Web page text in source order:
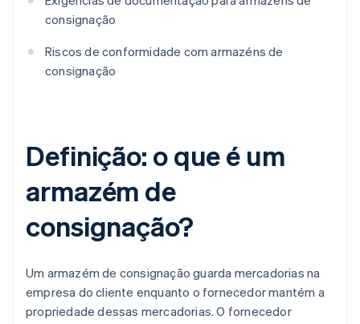
consignação
Riscos de conformidade com armazéns de
consignação
Definição: o que é um
armazém de
consignação?
Um armazém de consignação guarda mercadorias na
empresa do cliente enquanto o fornecedor mantém a
propriedade dessas mercadorias. O fornecedor